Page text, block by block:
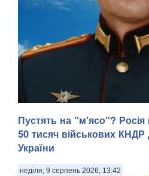
Пустять на "м'ясо"? Росія
50 тисяч військових КНДР
України
неділя, 9 серпень 2026, 13:42